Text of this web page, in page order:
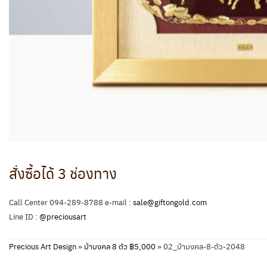
สั่งซื้อได้ 3 ช่องทาง
Call Center 094-289-8788 e-mail : sale@giftongold.com
Line ID : @preciousart
Precious Art Design» ม้ามงคล 8 ตัว ฿5,000 »02_ม้ามงคล-8-ตัว-2048